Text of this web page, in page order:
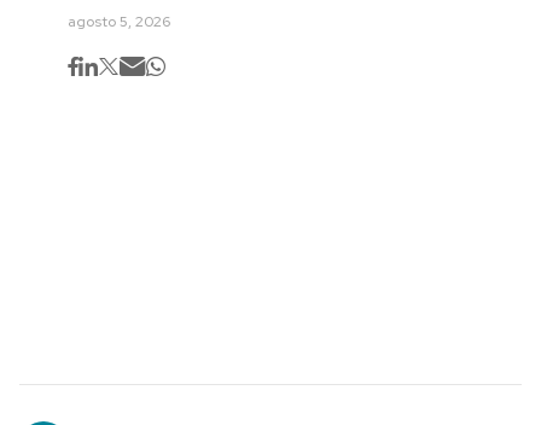
agosto 5, 2026